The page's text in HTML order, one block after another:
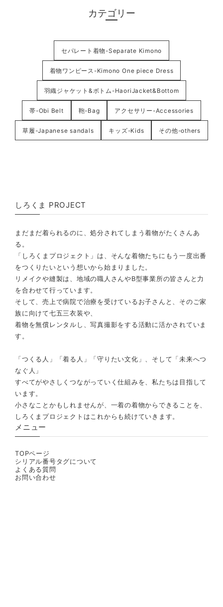
カテゴリー
セパレート着物-Separate Kimono
着物ワンピース-Kimono One piece Dress
羽織ジャケット&ボトム-HaoriJacket&Bottom
帯-Obi Belt 鞄-Bag アクセサリー-Accessories
草履-Japanese sandals キッズ-Kids その他-others
しろくま PROJECT
まだまだ着られるのに、処分されてしまう着物がたくさんあ
る。
「しろくまプロジェクト」は、そんな着物たちにもう一度出番
をつくりたいという想いから始まりました。
リメイクや縫製は、地域の職人さんやB型事業所の皆さんと力
を合わせて行っています。
そして、売上で病院で治療を受けているお子さんと、そのご家
族に向けて七五三衣装や、
着物を無償レンタルし、写真撮影をする活動に活かされていま
す。
「つくる人」「着る人」「守りたい文化」、そして「未来へつ
なぐ人」
すべてがやさしくつながっていく仕組みを、私たちは目指して
います。
小さなことかもしれませんが、一着の着物からできることを、
しろくまプロジェクトはこれからも続けていきます。
メニュー
TOPページ
シリアル番号タグについて
よくある質問
お問い合わせ